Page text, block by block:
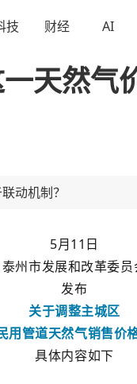
技 财经 AI
天然气
动机制？
5月11日
泰州市发展和改革委员
发布
关于调整主城区
用管道天然气销售价
具体内容如下